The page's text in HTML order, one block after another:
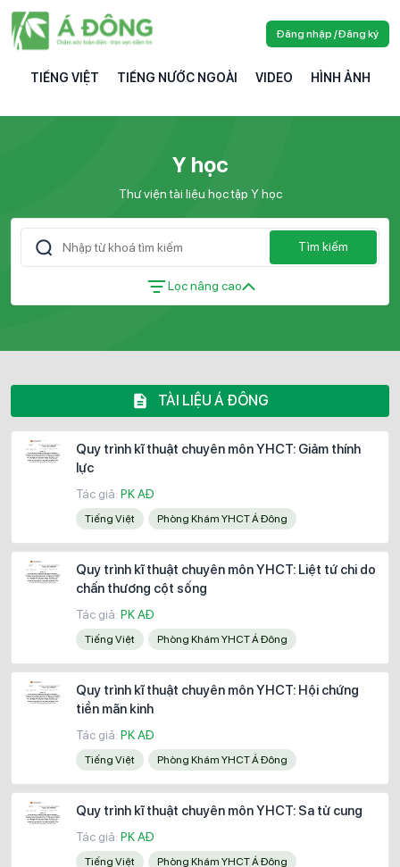
TIẾNG VIỆT TIẾNG NƯỚC NGOÀI VIDEO HÌNH ẢNH
Đăng nhập / Đăng ký
Y học
Thư viện tài liệu học tập Y học
Tìm kiếm
Lọc nâng cao
TÀI LIỆU Á ĐÔNG
Quy trình kĩ thuật chuyên môn YHCT: Giảm thính
lực
Tác giả: PK AĐ
Tiếng Việt Phòng Khám YHCT Á Đông
Quy trình kĩ thuật chuyên môn YHCT: Liệt tứ chi do
chấn thương cột sống
Tác giả: PK AĐ
Tiếng Việt Phòng Khám YHCT Á Đông
Quy trình kĩ thuật chuyên môn YHCT: Hội chứng
tiền mãn kinh
Tác giả: PK AĐ
Tiếng Việt Phòng Khám YHCT Á Đông
Quy trình kĩ thuật chuyên môn YHCT: Sa tử cung
Tác giả: PK AĐ
Tiếng Việt Phòng Khám YHCT Á Đông